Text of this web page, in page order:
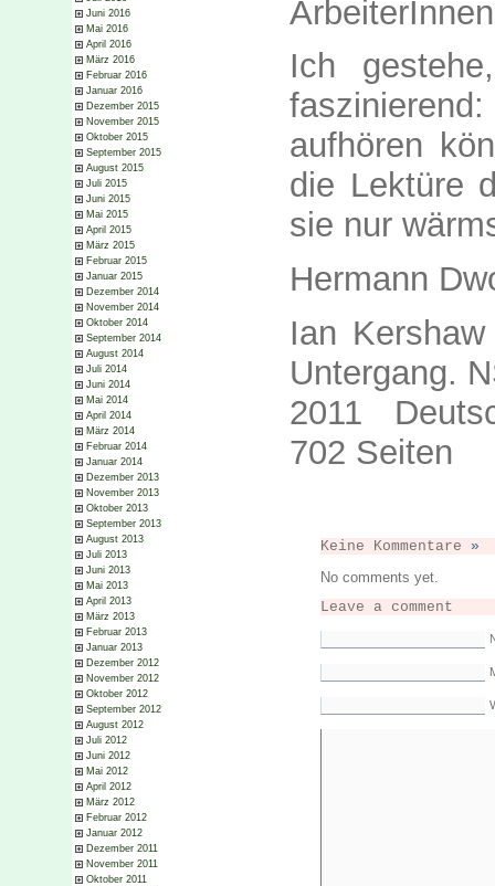
Juni 2016
Mai 2016
April 2016
März 2016
Februar 2016
Januar 2016
Dezember 2015
November 2015
Oktober 2015
September 2015
August 2015
Juli 2015
Juni 2015
Mai 2015
April 2015
März 2015
Februar 2015
Januar 2015
Dezember 2014
November 2014
Oktober 2014
September 2014
August 2014
Juli 2014
Juni 2014
Mai 2014
April 2014
März 2014
Februar 2014
Januar 2014
Dezember 2013
November 2013
Oktober 2013
September 2013
August 2013
Juli 2013
Juni 2013
Mai 2013
April 2013
März 2013
Februar 2013
Januar 2013
Dezember 2012
November 2012
Oktober 2012
September 2012
August 2012
Juli 2012
Juni 2012
Mai 2012
April 2012
März 2012
Februar 2012
Januar 2012
Dezember 2011
November 2011
Oktober 2011
Ich
aufhören
die Lektüre
sie nur
Hermann
Ian
Untergang.
2011
702 Seiten
Keine Kommentare »
No comments yet.
Leave a comment